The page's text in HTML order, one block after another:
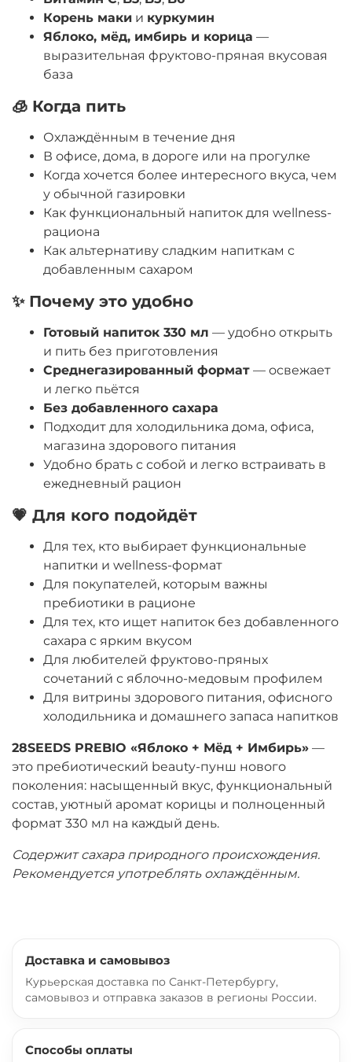
Корень маки и куркумин
Яблоко, мёд, имбирь и корица —
выразительная фруктово-пряная вкусовая
база
🧊 Когда пить
Охлаждённым в течение дня
В офисе, дома, в дороге или на прогулке
Когда хочется более интересного вкуса, чем
у обычной газировки
Как функциональный напиток для wellness-
рациона
Как альтернативу сладким напиткам с
добавленным сахаром
✨ Почему это удобно
Готовый напиток 330 мл — удобно открыть
и пить без приготовления
Среднегазированный формат — освежает
и легко пьётся
Без добавленного сахара
Подходит для холодильника дома, офиса,
магазина здорового питания
Удобно брать с собой и легко встраивать в
ежедневный рацион
💗 Для кого подойдёт
Для тех, кто выбирает функциональные
напитки и wellness-формат
Для покупателей, которым важны
пребиотики в рационе
Для тех, кто ищет напиток без добавленного
сахара с ярким вкусом
Для любителей фруктово-пряных
сочетаний с яблочно-медовым профилем
Для витрины здорового питания, офисного
холодильника и домашнего запаса напитков
28SEEDS PREBIO «Яблоко + Мёд + Имбирь» —
это пребиотический beauty-пунш нового
поколения: насыщенный вкус, функциональный
состав, уютный аромат корицы и полноценный
формат 330 мл на каждый день.
Содержит сахара природного происхождения.
Рекомендуется употреблять охлаждённым.
Доставка и самовывоз
Курьерская доставка по Санкт-Петербургу,
самовывоз и отправка заказов в регионы России.
Способы оплаты